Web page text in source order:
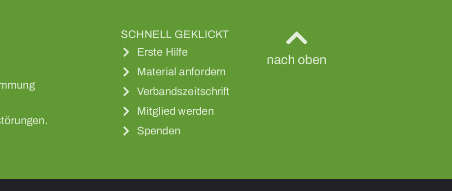
SCHNELL GEKLICKT
Erste Hilfe
Material anfordern
Verbandszeitschrift
Mitglied werden
Spenden
nach oben